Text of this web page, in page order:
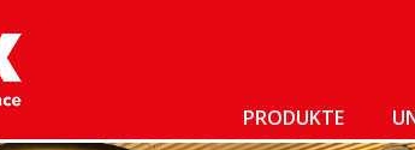
PRODUKTE